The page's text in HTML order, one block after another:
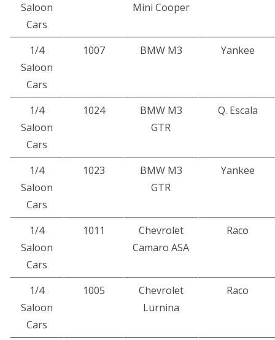
Saloon
Cars
Mini Cooper
1/4
Saloon
Cars
1007 BMW M3 Yankee
1/4
Saloon
Cars
1024
BMW M3
GTR
Q. Escala
1/4
Saloon
Cars
1023
BMW M3
GTR
Yankee
1/4
Saloon
Cars
1011
Chevrolet
Camaro ASA
Raco
1/4
Saloon
Cars
1005
Chevrolet
Lurnina
Raco